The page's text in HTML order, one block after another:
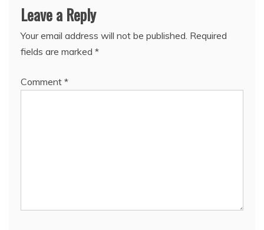
Leave a Reply
Your email address will not be published. Required
fields are marked *
Comment *